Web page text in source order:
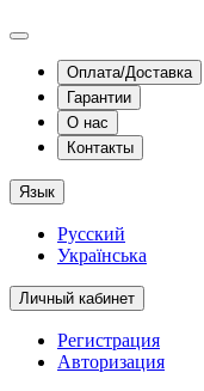
Оплата/Доставка
Гарантии
О нас
Контакты
Язык
Русский
Українська
Личный кабинет
Регистрация
Авторизация